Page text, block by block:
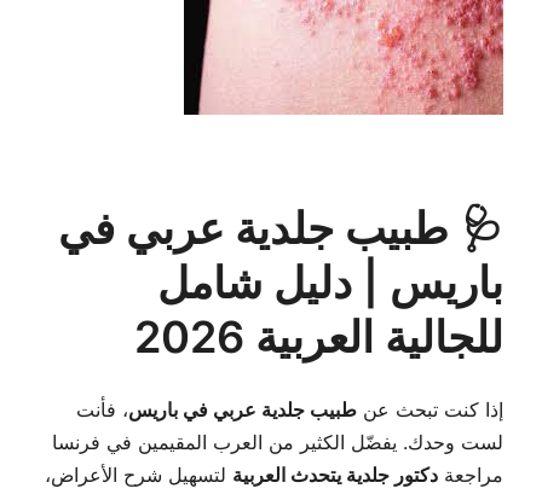
🩺 طبيب جلدية عربي في
باريس | دليل شامل
للجالية العربية 2026
إذا كنت تبحث عن طبيب جلدية عربي في باريس، فأنت
لست وحدك. يفضّل الكثير من العرب المقيمين في فرنسا
مراجعة دكتور جلدية يتحدث العربية لتسهيل شرح الأعراض،